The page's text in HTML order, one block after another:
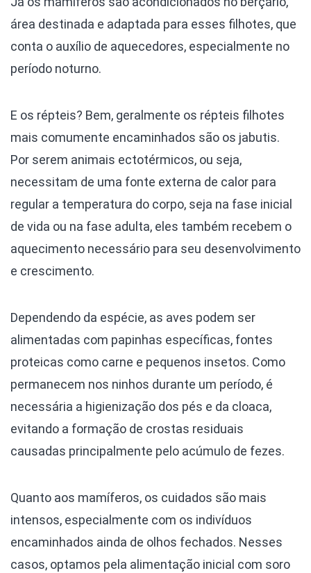
área destinada e adaptada para esses filhotes, que
conta o auxílio de aquecedores, especialmente no
período noturno.
E os répteis? Bem, geralmente os répteis filhotes
mais comumente encaminhados são os jabutis.
Por serem animais ectotérmicos, ou seja,
necessitam de uma fonte externa de calor para
regular a temperatura do corpo, seja na fase inicial
de vida ou na fase adulta, eles também recebem o
aquecimento necessário para seu desenvolvimento
e crescimento.
Dependendo da espécie, as aves podem ser
alimentadas com papinhas específicas, fontes
proteicas como carne e pequenos insetos. Como
permanecem nos ninhos durante um período, é
necessária a higienização dos pés e da cloaca,
evitando a formação de crostas residuais
causadas principalmente pelo acúmulo de fezes.
Quanto aos mamíferos, os cuidados são mais
intensos, especialmente com os indivíduos
encaminhados ainda de olhos fechados. Nesses
casos, optamos pela alimentação inicial com soro